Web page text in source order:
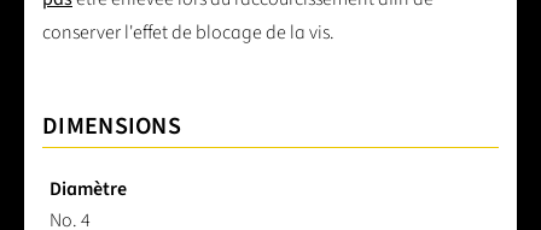
conserver l'effet de blocage de la vis.
DIMENSIONS
Diamètre
No. 4